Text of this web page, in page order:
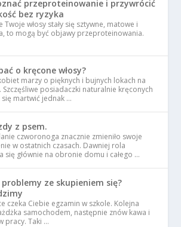
przeproteinowanie i przywrócić
bez ryzyka
Twoje włosy stały się sztywne, matowe i
to mogą być objawy przeproteinowania.
o kręcone włosy?
marzy o pięknych i bujnych lokach na
Szczęśliwe posiadaczki naturalnie kręconych
się martwić jednak …
z psem.
czworonoga znacznie zmieniło swoje
w ostatnich czasach. Dawniej rola
się głównie na obronie domu i całego …
problemy ze skupieniem się?
czeka Ciebie egzamin w szkole. Kolejna
samochodem, następnie znów kawa i
pracy. Taki …